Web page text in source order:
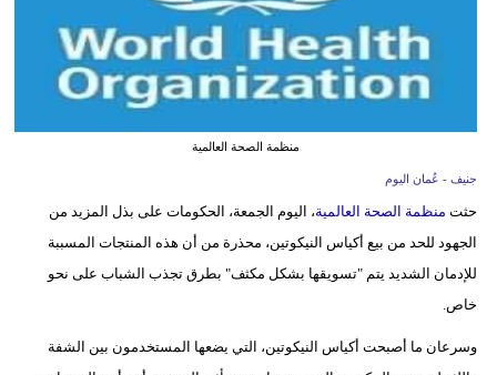
علوم
وتكنولوجيا
منظمة الصحة العالمية
جنيف - عُمان اليوم
حثت منظمة الصحة العالمية، اليوم الجمعة، الحكومات على بذل المزيد من
الجهود للحد من بيع أكياس النيكوتين، محذرة من أن هذه المنتجات المسببة
للإدمان الشديد يتم "تسويقها بشكل مكثف" بطرق تجذب الشباب على نحو
خاص.
وسرعان ما أصبحت أكياس النيكوتين، التي يضعها المستخدمون بين الشفة